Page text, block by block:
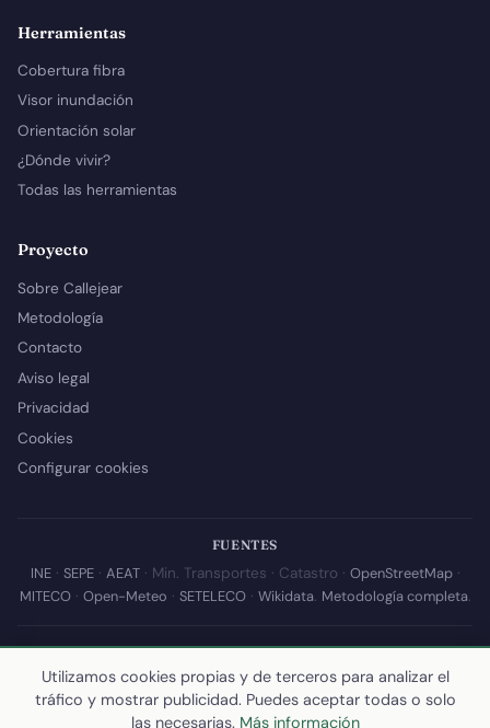
Herramientas
Cobertura fibra
Visor inundación
Orientación solar
¿Dónde vivir?
Todas las herramientas
Proyecto
Sobre Callejear
Metodología
Contacto
Aviso legal
Privacidad
Cookies
Configurar cookies
FUENTES
INE· SEPE· AEAT· Min. Transportes · Catastro · OpenStreetMap·
MITECO· Open-Meteo · SETELECO· Wikidata. Metodología completa.
© 2026 Callejear.com — Directorio municipal de España con datos
abiertos. Desarrollado y mantenido porYoel Castaño.
Última actualización de esta página:10 de julio de 2026
Utilizamos cookies propias y de terceros para analizar el
tráfico y mostrar publicidad. Puedes aceptar todas o solo
las necesarias. Más información